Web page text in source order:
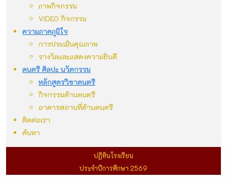
ภาพกิจกรรม
VIDEO กิจกรรม
ความภาคภูมิใจ
การประเมินคุณภาพ
รางวัลและแสดงความยินดี
ดนตรี ศิลปะ นวัตกรรม
หลักสูตรวิชาดนตรี
กิจกรรมด้านดนตรี
อาคารสถานที่ด้านดนตรี
ติดต่อเรา
ค้นหา
ปฏิทินโรงเรียน
ประจำปีการศึกษา 2569